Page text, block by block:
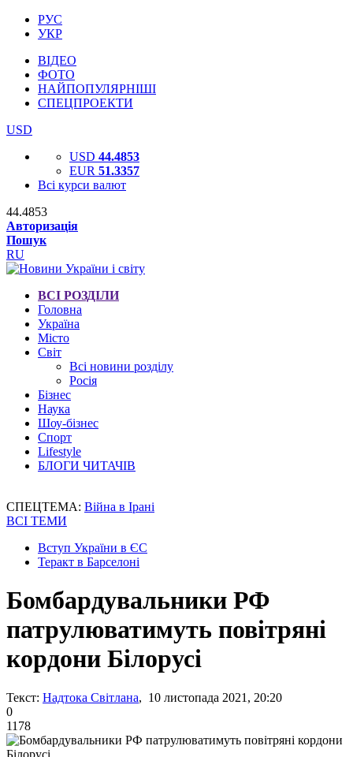
РУС
УКР
ВІДЕО
ФОТО
НАЙПОПУЛЯРНІШІ
СПЕЦПРОЕКТИ
USD
USD 44.4853
EUR 51.3357
Всі курси валют
44.4853
Авторизація
Пошук
RU
ВСІ РОЗДІЛИ
Головна
Україна
Місто
Світ
Всі новини розділу
Росія
Бізнес
Наука
Шоу-бізнес
Спорт
Lifestyle
БЛОГИ ЧИТАЧІВ
СПЕЦТЕМА: Війна в Ірані
ВСІ ТЕМИ
Вступ України в ЄС
Теракт в Барселоні
Бомбардувальники РФ
патрулюватимуть повітряні
кордони Білорусі
Текст: Надтока Світлана, 10 листопада 2021, 20:20
0
1178